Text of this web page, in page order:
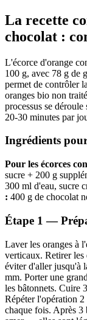
La recette
chocolat :
L'écorce d'orange
100 g, avec 78 g de
permet de contrôler
oranges bio non
processus se
20-30 minutes par
Ingrédients
Pour les écorces
sucre + 200 g
300 ml d'eau, sucre
: 400 g de chocolat
Étape 1 —
Laver les oranges à
verticaux. Retirer
éviter d'aller jusqu'à
mm. Porter une
les bâtonnets. Cuire
Répéter l'opération
chaque fois. Après 3